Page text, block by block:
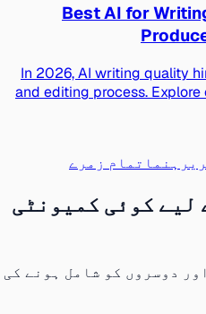
Best AI for
In 2026, AI writing quality
and editing process.
رہنماتمام زمرے
کوئی کمیونٹی
دوسروں کو شامل ہونے کی